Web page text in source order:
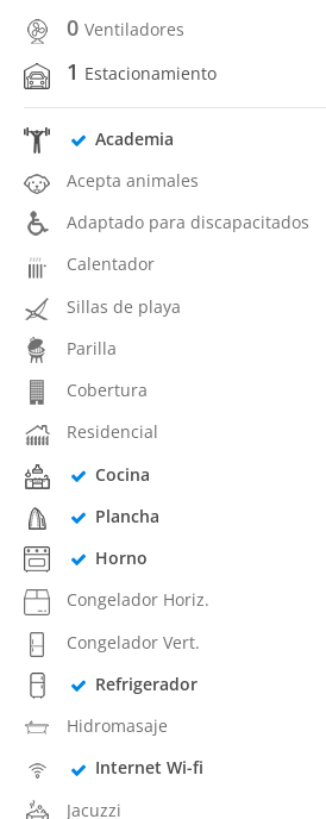
0 Ventiladores
1 Estacionamiento
Academia
Acepta animales
Adaptado para discapacitados
Calentador
Sillas de playa
Parilla
Cobertura
Residencial
Cocina
Plancha
Horno
Congelador Horiz.
Congelador Vert.
Refrigerador
Hidromasaje
Internet Wi-fi
Jacuzzi